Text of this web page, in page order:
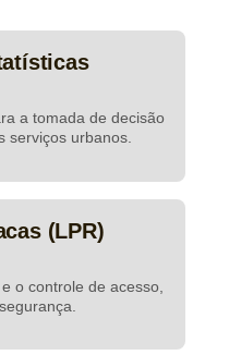
a tomada de decisão
serviços urbanos.
(LPR)
o controle de acesso,